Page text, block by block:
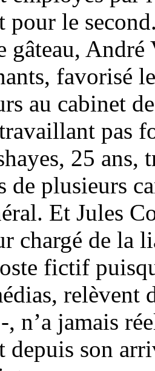
pour le
gâteau,
favorisé
au cabinet
pas
25 ans,
de plusieurs
Et Jules
chargé de la
fictif
relèvent
, n’a jamais
depuis son